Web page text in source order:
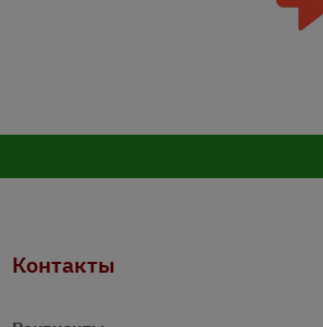
Контакты